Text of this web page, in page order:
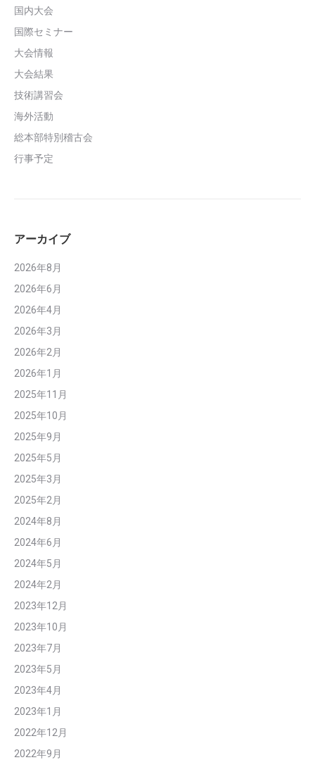
国内大会
国際セミナー
大会情報
大会結果
技術講習会
海外活動
総本部特別稽古会
行事予定
アーカイブ
2026年8月
2026年6月
2026年4月
2026年3月
2026年2月
2026年1月
2025年11月
2025年10月
2025年9月
2025年5月
2025年3月
2025年2月
2024年8月
2024年6月
2024年5月
2024年2月
2023年12月
2023年10月
2023年7月
2023年5月
2023年4月
2023年1月
2022年12月
2022年9月